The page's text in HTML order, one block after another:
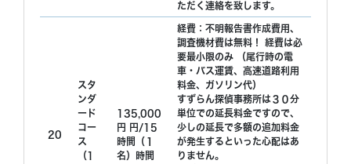
ただく連絡を致します。
20
スタ
ンダ
ード
コー
ス
（1
135,000
円 円/15
時間（１
名）時間
経費：不明報告書作成費用、
調査機材費は無料！ 経費は必
要最小限のみ （尾行時の電
車・バス運賃、高速道路利用
料金、ガソリン代）
すずらん探偵事務所は３０分
単位での延長料金ですので、
少しの延長で多額の追加料金
が発生するといった心配はあ
りません。